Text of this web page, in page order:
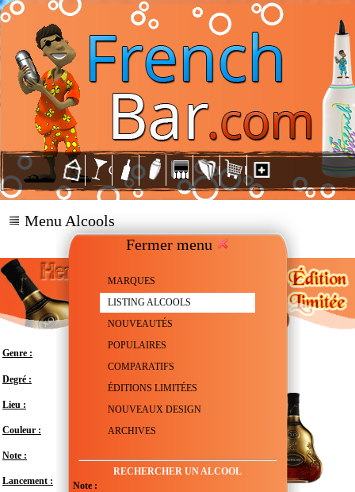
Fermer menu
MARQUES
LISTING ALCOOLS
NOUVEAUTÉS
POPULAIRES
COMPARATIFS
ÉDITIONS LIMITÉES
NOUVEAUX DESIGN
ARCHIVES
RECHERCHER UN ALCOOL
Note :
Menu Alcools
Genre :
Degré :
Lieu : France - Charente - Cognac
Couleur :
Note :
Lancement :